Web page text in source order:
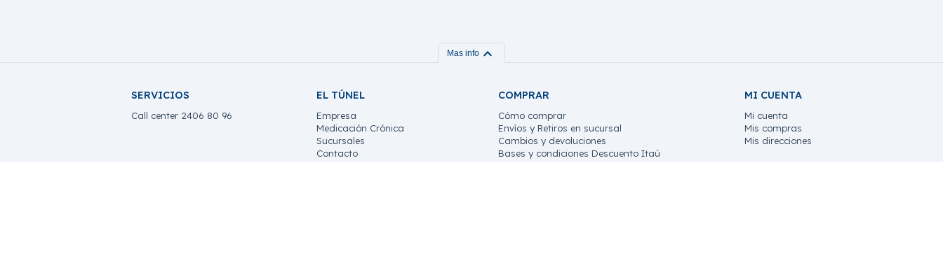
Mas info expand_more
SERVICIOS
Call center 2406 80 96
EL TÚNEL
Empresa
Medicación Crónica
Sucursales
Contacto
COMPRAR
Cómo comprar
Envíos y Retiros en sucursal
Cambios y devoluciones
Bases y condiciones Descuento Itaú
MI CUENTA
Mi cuenta
Mis compras
Mis direcciones